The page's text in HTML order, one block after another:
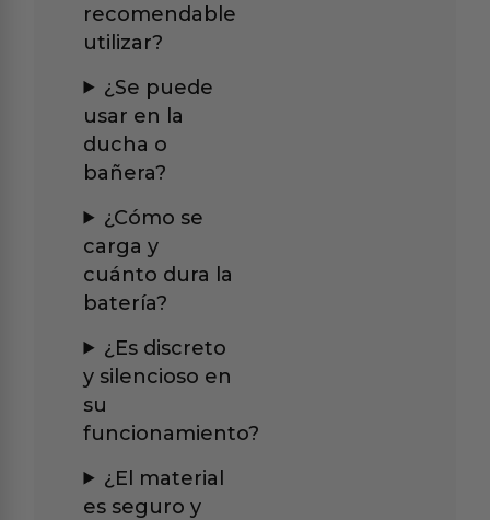
recomendable
utilizar?
¿Se puede
usar en la
ducha o
bañera?
¿Cómo se
carga y
cuánto dura la
batería?
¿Es discreto
y silencioso en
su
funcionamiento?
¿El material
es seguro y